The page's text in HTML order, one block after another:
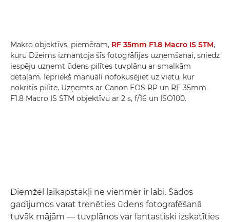
Makro objektīvs, piemēram, RF 35mm F1.8 Macro IS STM,
kuru Džeims izmantoja šīs fotogrāfijas uzņemšanai, sniedz
iespēju uzņemt ūdens pilītes tuvplānu ar smalkām
detaļām. Iepriekš manuāli nofokusējiet uz vietu, kur
nokritīs pilīte. Uzņemts ar Canon EOS RP un RF 35mm
F1.8 Macro IS STM objektīvu ar 2 s, f/16 un ISO100.
Diemžēl laikapstākļi ne vienmēr ir labi. Šādos
gadījumos varat trenēties ūdens fotografēšanā
tuvāk mājām — tuvplānos var fantastiski izskatīties